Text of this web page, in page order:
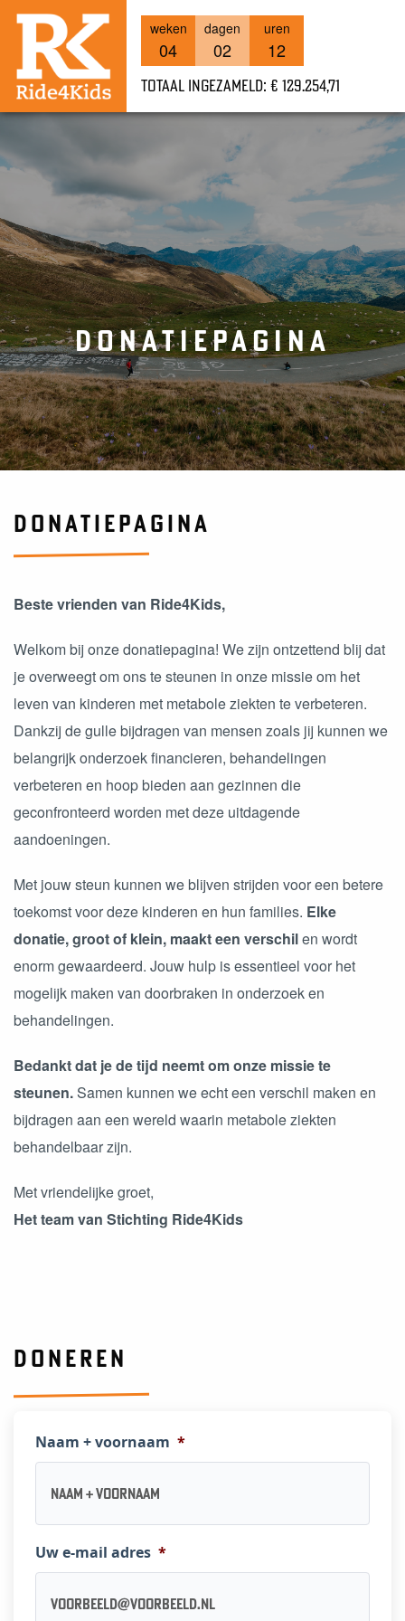
weken
04
dagen
02
uren
12
Totaal ingezameld: € 129.254,71
DONATIEPAGINA
DONATIEPAGINA
Beste vrienden van Ride4Kids,
Welkom bij onze donatiepagina! We zijn ontzettend blij dat
je overweegt om ons te steunen in onze missie om het
leven van kinderen met metabole ziekten te verbeteren.
Dankzij de gulle bijdragen van mensen zoals jij kunnen we
belangrijk onderzoek financieren, behandelingen
verbeteren en hoop bieden aan gezinnen die
geconfronteerd worden met deze uitdagende
aandoeningen.
Met jouw steun kunnen we blijven strijden voor een betere
toekomst voor deze kinderen en hun families. Elke
donatie, groot of klein, maakt een verschilen wordt
enorm gewaardeerd. Jouw hulp is essentieel voor het
mogelijk maken van doorbraken in onderzoek en
behandelingen.
Bedankt dat je de tijd neemt om onze missie te
steunen.Samen kunnen we echt een verschil maken en
bijdragen aan een wereld waarin metabole ziekten
behandelbaar zijn.
Met vriendelijke groet,
Het team van Stichting Ride4Kids
DONEREN
Naam + voornaam *
Uw e-mail adres *